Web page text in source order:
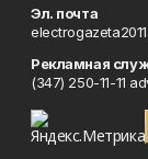
Эл. почта
Рекламная
(347) 250-11-11